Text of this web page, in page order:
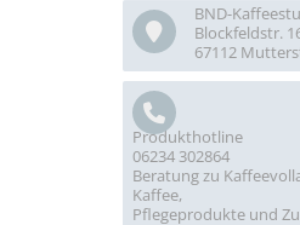
BND-
Blockfeldstr.
67112
Produkthotline
06234 302864
Beratung zu
Kaffee,
Pflegeprodukte und